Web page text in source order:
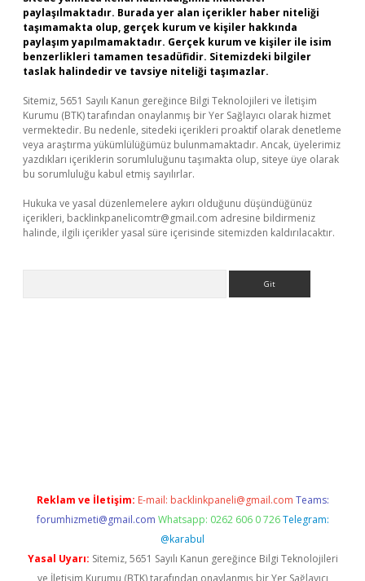
paylaşılmaktadır. Burada yer alan içerikler haber niteliği
taşımamakta olup, gerçek kurum ve kişiler hakkında
paylaşım yapılmamaktadır. Gerçek kurum ve kişiler ile isim
benzerlikleri tamamen tesadüfidir. Sitemizdeki bilgiler
taslak halindedir ve tavsiye niteliği taşımazlar.
Sitemiz, 5651 Sayılı Kanun gereğince Bilgi Teknolojileri ve İletişim
Kurumu (BTK) tarafından onaylanmış bir Yer Sağlayıcı olarak hizmet
vermektedir. Bu nedenle, sitedeki içerikleri proaktif olarak denetleme
veya araştırma yükümlülüğümüz bulunmamaktadır. Ancak, üyelerimiz
yazdıkları içeriklerin sorumluluğunu taşımakta olup, siteye üye olarak
bu sorumluluğu kabul etmiş sayılırlar.
Hukuka ve yasal düzenlemelere aykırı olduğunu düşündüğünüz
içerikleri, backlinkpanelicomtr@gmail.com adresine bildirmeniz
halinde, ilgili içerikler yasal süre içerisinde sitemizden kaldırılacaktır.
Reklam ve İletişim: E-mail: backlinkpaneli@gmail.com Teams:
forumhizmeti@gmail.com Whatsapp: 0262 606 0 726 Telegram:
@karabul
Yasal Uyarı: Sitemiz, 5651 Sayılı Kanun gereğince Bilgi Teknolojileri
ve İletişim Kurumu (BTK) tarafından onaylanmış bir Yer Sağlayıcı